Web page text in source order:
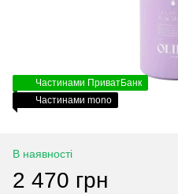
Частинами ПриватБанк
Частинами mono
В наявності
2 470 грн